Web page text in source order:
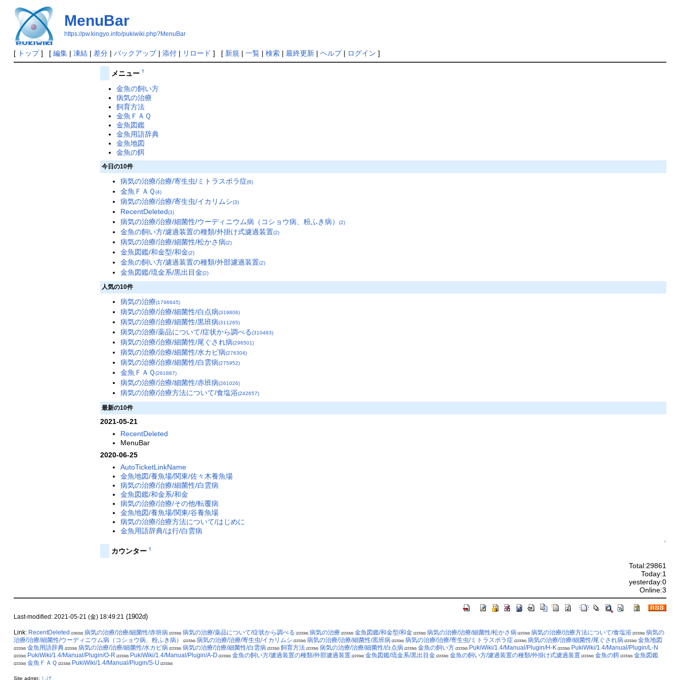
MenuBar
https://pw.kingyo.info/pukiwiki.php?MenuBar
[ トップ] [ 編集| 凍結| 差分| バックアップ| 添付| リロード ] [ 新規 | 一覧| 検索| 最終更新| ヘルプ| ログイン ]
メニュー †
金魚の飼い方
病気の治療
飼育方法
金魚ＦＡＱ
金魚図鑑
金魚用語辞典
金魚地図
金魚の餌
今日の10件
病気の治療/治療/寄生虫/ミトラスポラ症(8)
金魚ＦＡＱ(4)
病気の治療/治療/寄生虫/イカリムシ(3)
RecentDeleted(3)
病気の治療/治療/細菌性/ウーディニウム病（コショウ病、粉ふき病） (2)
金魚の飼い方/濾過装置の種類/外掛け式濾過装置(2)
病気の治療/治療/細菌性/松かさ病(2)
金魚図鑑/和金型/和金(2)
金魚の飼い方/濾過装置の種類/外部濾過装置(2)
金魚図鑑/琉金系/黒出目金(2)
人気の10件
病気の治療(1796645)
病気の治療/治療/細菌性/白点病(319806)
病気の治療/治療/細菌性/黒班病(311265)
病気の治療/薬品について/症状から調べる(310483)
病気の治療/治療/細菌性/尾ぐされ病(296501)
病気の治療/治療/細菌性/水カビ病(276304)
病気の治療/治療/細菌性/白雲病(275952)
金魚ＦＡＱ(261887)
病気の治療/治療/細菌性/赤班病(261026)
病気の治療/治療方法について/食塩浴(242657)
最新の10件
2021-05-21
RecentDeleted
MenuBar
2020-06-25
AutoTicketLinkName
金魚地図/養魚場/関東/佐々木養魚場
病気の治療/治療/細菌性/白雲病
金魚図鑑/和金系/和金
病気の治療/治療/その他/転覆病
金魚地図/養魚場/関東/谷養魚場
病気の治療/治療方法について/はじめに
金魚用語辞典/は行/白雲病
↑
カウンター †
Total:29861
Today:1
yesterday:0
Online:3
Last-modified: 2021-05-21 (金) 18:49:21 (1902d)
Link: RecentDeleted (1902d) 病気の治療/治療/細菌性/赤班病 (2233d) 病気の治療/薬品について/症状から調べる (2233d) 病気の治療 (2233d) 金魚図鑑/和金型/和金(2233d) 病気の治療/治療/細菌性/松かさ病 (2233d) 病気の治療/治療方法について/食塩浴(2233d) 病気の
治療/治療/細菌性/ウーディニウム病（コショウ病、粉ふき病）
(2233d) 病気の治療/治療/寄生虫/イカリムシ (2233d) 病気の治療/治療/細菌性/黒班病 (2233d) 病気の治療/治療/寄生虫/ミトラスポラ症 (2233d) 病気の治療/治療/細菌性/尾ぐされ病 (2233d) 金魚地図
(2233d) 金魚用語辞典(2233d) 病気の治療/治療/細菌性/水カビ病 (2233d) 病気の治療/治療/細菌性/白雲病 (2233d) 飼育方法(2233d) 病気の治療/治療/細菌性/白点病 (2233d) 金魚の飼い方 (2233d) PukiWiki/1.4/Manual/Plugin/H-K (2233d) PukiWiki/1.4/Manual/Plugin/L-N
(2233d) PukiWiki/1.4/Manual/Plugin/O-R (2233d) PukiWiki/1.4/Manual/Plugin/A-D (2233d) 金魚の飼い方/濾過装置の種類/外部濾過装置 (2233d) 金魚図鑑/琉金系/黒出目金(2233d) 金魚の飼い方/濾過装置の種類/外掛け式濾過装置 (2233d) 金魚の餌(2233d) 金魚図鑑
(2233d) 金魚ＦＡＱ (2233d) PukiWiki/1.4/Manual/Plugin/S-U (2233d)
Site admin: しげ